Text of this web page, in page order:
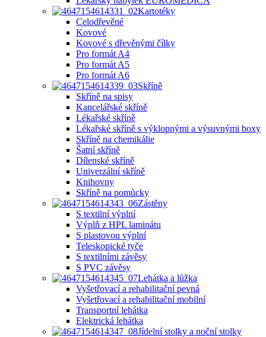
Kartotéky
Celodřevěné
Kovové
Kovové s dřevěnými čílky
Pro formát A4
Pro formát A5
Pro formát A6
Skříně
Skříně na spisy
Kancelářské skříně
Lékařské skříně
Lékařské skříně s výklopnými a výsuvnými boxy
Skříně na chemikálie
Šatní skříně
Dílenské skříně
Univerzální skříně
Knihovny
Skříně na pomůcky
Zástěny
S textilní výplní
Výplň z HPL laminátu
S plastovou výplní
Teleskopické tyče
S textilními závěsy
S PVC závěsy
Lehátka a lůžka
Vyšetřovací a rehabilitační pevná
Vyšetřovací a rehabilitační mobilní
Transportní lehátka
Elektrická lehátka
Jídelní stolky a noční stolky